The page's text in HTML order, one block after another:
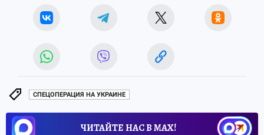
СПЕЦОПЕРАЦИЯ НА УКРАИНЕ
ЧИТАЙТЕ НАС В МАХ!